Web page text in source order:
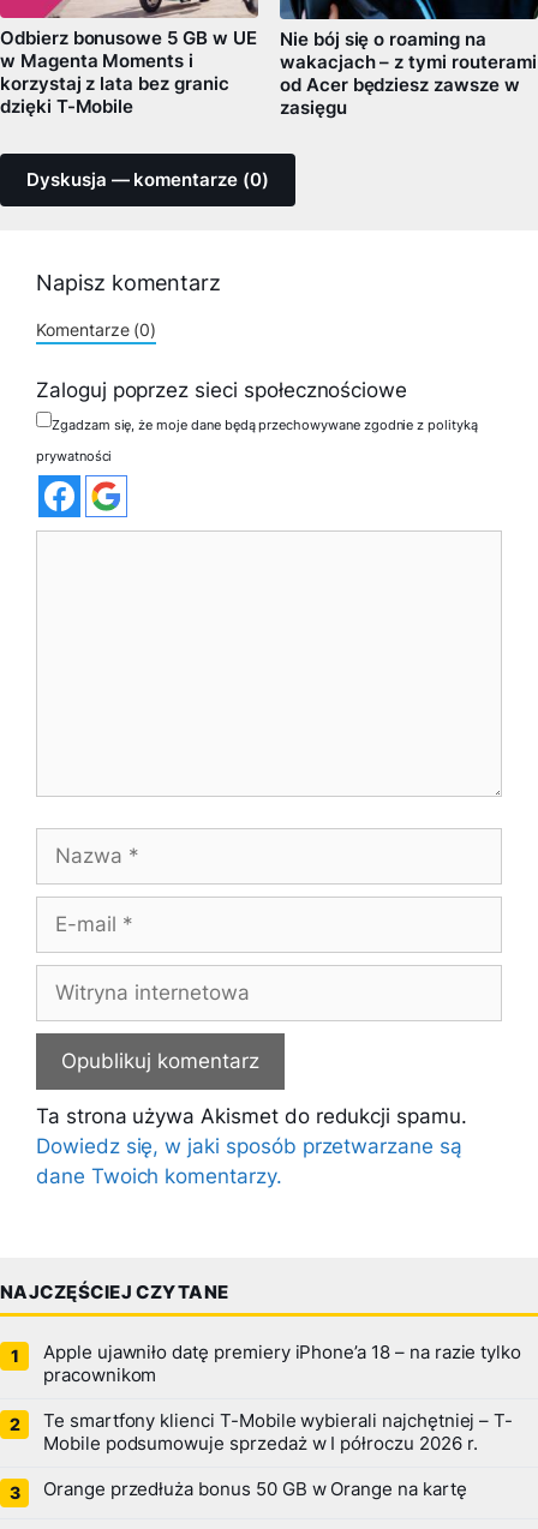
Odbierz bonusowe 5 GB w UE
w Magenta Moments i
korzystaj z lata bez granic
dzięki T-Mobile
Nie bój się o roaming na
wakacjach – z tymi routerami
od Acer będziesz zawsze w
zasięgu
Dyskusja — komentarze (0)
Napisz komentarz
Komentarze (0)
Zaloguj poprzez sieci społecznościowe
Zgadzam się, że moje dane będą przechowywane zgodnie z polityką
prywatności
mail
internetowa
Ta strona używa Akismet do redukcji spamu.
Dowiedz się, w jaki sposób przetwarzane są
dane Twoich komentarzy.
NAJCZĘŚCIEJ CZYTANE
Apple ujawniło datę premiery iPhone’a 18 – na razie tylko
pracownikom
Te smartfony klienci T-Mobile wybierali najchętniej – T-
Mobile podsumowuje sprzedaż w I półroczu 2026 r.
Orange przedłuża bonus 50 GB w Orange na kartę